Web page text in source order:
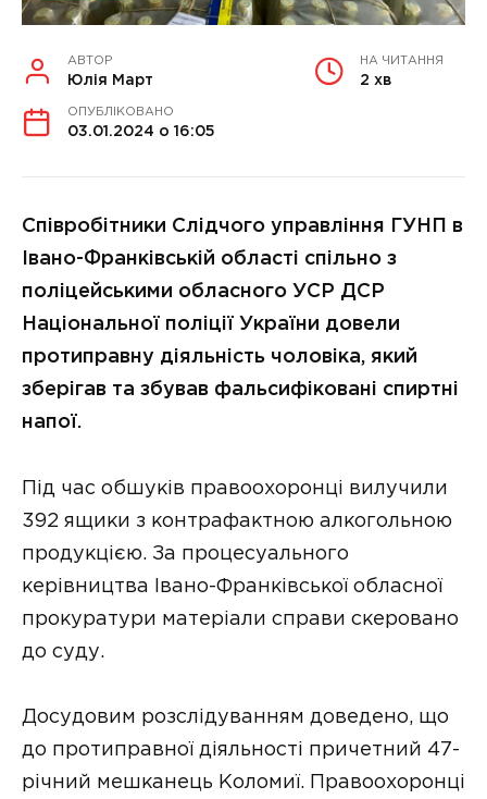
АВТОР
Юлія Март
НА ЧИТАННЯ
2 хв
ОПУБЛІКОВАНО
03.01.2024 о 16:05
Співробітники Слідчого управління ГУНП в
Івано-Франківській області спільно з
поліцейськими обласного УСР ДСР
Національної поліції України довели
протиправну діяльність чоловіка, який
зберігав та збував фальсифіковані спиртні
напої.
Під час обшуків правоохоронці вилучили
392 ящики з контрафактною алкогольною
продукцією. За процесуального
керівництва Івано-Франківської обласної
прокуратури матеріали справи скеровано
до суду.
Досудовим розслідуванням доведено, що
до протиправної діяльності причетний 47-
річний мешканець Коломиї. Правоохоронці